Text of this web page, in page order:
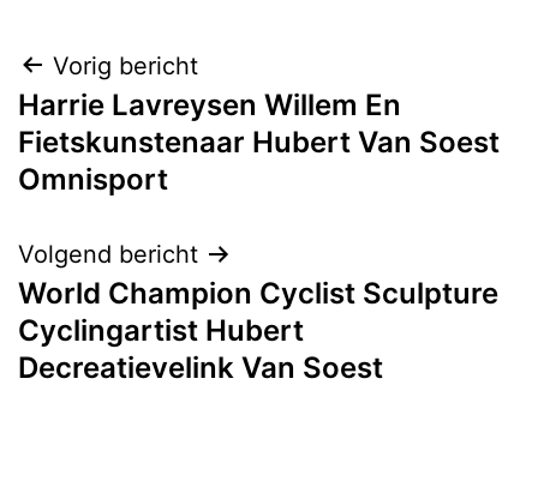
Bericht
navigatie
Vorig bericht
Harrie Lavreysen Willem En
Fietskunstenaar Hubert Van Soest
Omnisport
Volgend bericht
World Champion Cyclist Sculpture
Cyclingartist Hubert
Decreatievelink Van Soest